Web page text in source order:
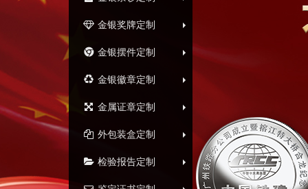
金银奖牌定制
金银摆件定制
金银徽章定制
金属证章定制
外包装盒定制
检验报告定制